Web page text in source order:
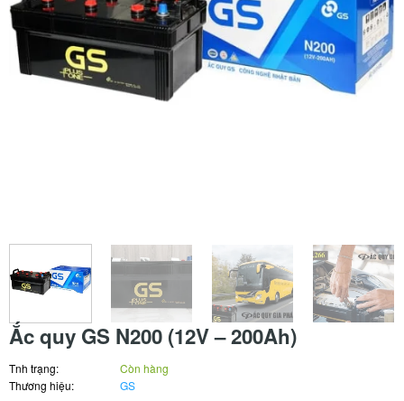
Ắc quy GS N200 (12V – 200Ah)
Tnh trạng:
Còn hàng
Thương hiệu:
GS